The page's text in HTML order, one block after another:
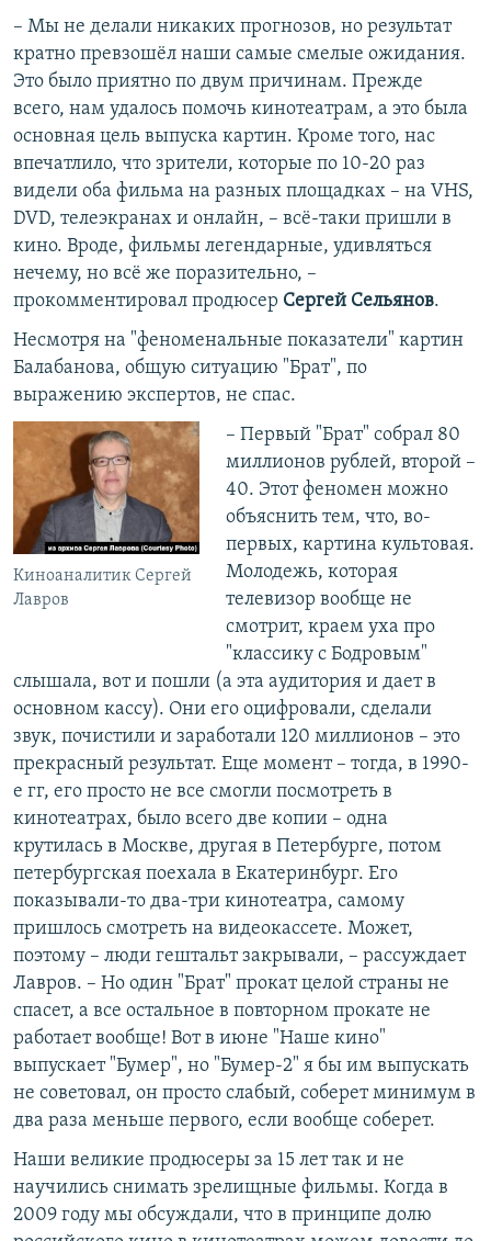
– Мы не делали никаких прогнозов, но результат
кратно превзошёл наши самые смелые ожидания.
Это было приятно по двум причинам. Прежде
всего, нам удалось помочь кинотеатрам, а это была
основная цель выпуска картин. Кроме того, нас
впечатлило, что зрители, которые по 10-20 раз
видели оба фильма на разных площадках – на VHS,
DVD, телеэкранах и онлайн, – всё-таки пришли в
кино. Вроде, фильмы легендарные, удивляться
нечему, но всё же поразительно, –
прокомментировал продюсер Сергей Сельянов.
Несмотря на "феноменальные показатели" картин
Балабанова, общую ситуацию "Брат", по
выражению экспертов, не спас.
Киноаналитик Сергей
Лавров
– Первый "Брат" собрал 80
миллионов рублей, второй –
40. Этот феномен можно
объяснить тем, что, во-
первых, картина культовая.
Молодежь, которая
телевизор вообще не
смотрит, краем уха про
"классику с Бодровым"
слышала, вот и пошли (а эта аудитория и дает в
основном кассу). Они его оцифровали, сделали
звук, почистили и заработали 120 миллионов – это
прекрасный результат. Еще момент – тогда, в 1990-
е гг, его просто не все смогли посмотреть в
кинотеатрах, было всего две копии – одна
крутилась в Москве, другая в Петербурге, потом
петербургская поехала в Екатеринбург. Его
показывали-то два-три кинотеатра, самому
пришлось смотреть на видеокассете. Может,
поэтому – люди гештальт закрывали, – рассуждает
Лавров. – Но один "Брат" прокат целой страны не
спасет, а все остальное в повторном прокате не
работает вообще! Вот в июне "Наше кино"
выпускает "Бумер", но "Бумер-2" я бы им выпускать
не советовал, он просто слабый, соберет минимум в
два раза меньше первого, если вообще соберет.
Наши великие продюсеры за 15 лет так и не
научились снимать зрелищные фильмы. Когда в
2009 году мы обсуждали, что в принципе долю